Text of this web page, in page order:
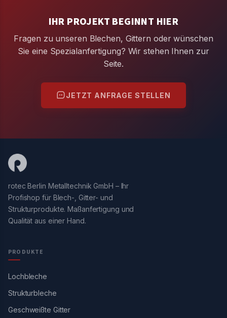
IHR PROJEKT BEGINNT HIER
Fragen zu unseren Blechen, Gittern oder wünschen
Sie eine Spezialanfertigung? Wir stehen Ihnen zur
Seite.
JETZT ANFRAGE STELLEN
rotec Berlin Metalltechnik GmbH – Ihr
Profishop für Blech-, Gitter- und
Strukturprodukte. Maßanfertigung und
Qualität aus einer Hand.
PRODUKTE
Lochbleche
Strukturbleche
Geschweißte Gitter